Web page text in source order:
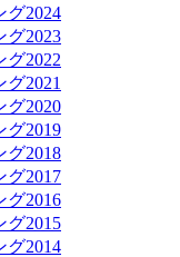
グ2024
グ2023
グ2022
グ2021
グ2020
グ2019
グ2018
グ2017
グ2016
グ2015
グ2014